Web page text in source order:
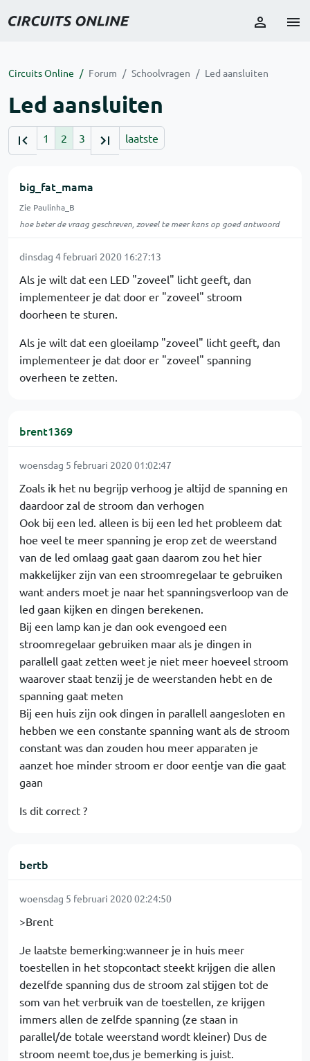
Circuits Online Forum Schoolvragen Led aansluiten
Led aansluiten
1 2 3 laatste
big_fat_mama
Zie Paulinha_B
hoe beter de vraag geschreven, zoveel te meer kans op goed antwoord
dinsdag 4 februari 2020 16:27:13
Als je wilt dat een LED "zoveel" licht geeft, dan
implementeer je dat door er "zoveel" stroom
doorheen te sturen.
Als je wilt dat een gloeilamp "zoveel" licht geeft, dan
implementeer je dat door er "zoveel" spanning
overheen te zetten.
brent1369
woensdag 5 februari 2020 01:02:47
Zoals ik het nu begrijp verhoog je altijd de spanning en
daardoor zal de stroom dan verhogen
Ook bij een led. alleen is bij een led het probleem dat
hoe veel te meer spanning je erop zet de weerstand
van de led omlaag gaat gaan daarom zou het hier
makkelijker zijn van een stroomregelaar te gebruiken
want anders moet je naar het spanningsverloop van de
led gaan kijken en dingen berekenen.
Bij een lamp kan je dan ook evengoed een
stroomregelaar gebruiken maar als je dingen in
parallell gaat zetten weet je niet meer hoeveel stroom
waarover staat tenzij je de weerstanden hebt en de
spanning gaat meten
Bij een huis zijn ook dingen in parallell aangesloten en
hebben we een constante spanning want als de stroom
constant was dan zouden hou meer apparaten je
aanzet hoe minder stroom er door eentje van die gaat
gaan
Is dit correct ?
bertb
woensdag 5 februari 2020 02:24:50
>Brent
Je laatste bemerking:wanneer je in huis meer
toestellen in het stopcontact steekt krijgen die allen
dezelfde spanning dus de stroom zal stijgen tot de
som van het verbruik van de toestellen, ze krijgen
immers allen de zelfde spanning (ze staan in
parallel/de totale weerstand wordt kleiner) Dus de
stroom neemt toe,dus je bemerking is juist.